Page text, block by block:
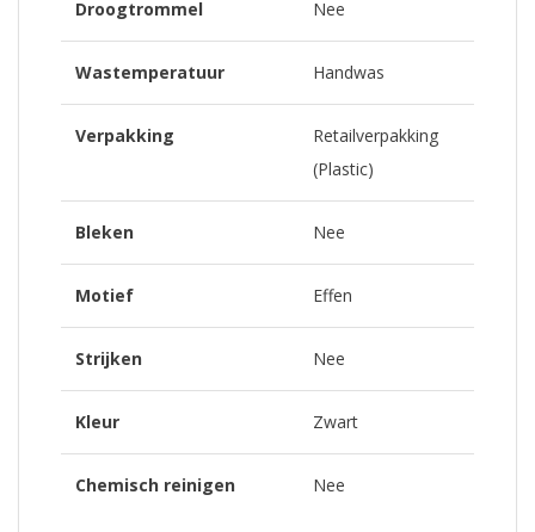
Droogtrommel Nee
Wastemperatuur Handwas
Verpakking
Retailverpakking
(Plastic)
Bleken Nee
Motief Effen
Strijken Nee
Kleur Zwart
Chemisch reinigen Nee